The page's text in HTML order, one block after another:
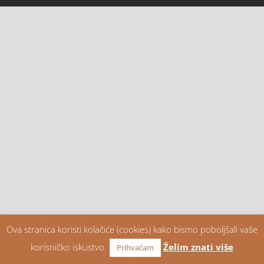
Ova stranica koristi kolačiće (cookies) kako bismo poboljšali vaše
korisničko iskustvo.
Prihvaćam Želim znati više